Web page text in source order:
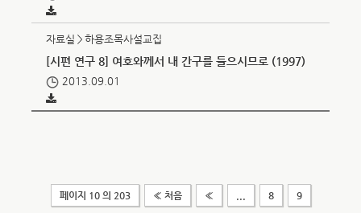
자료실＞하용조목사설교집
[시편 연구 8] 여호와께서 내 간구를 들으시므로 (1997)
2013.09.01
페이지 10 의 203 « 처음 « 8 9